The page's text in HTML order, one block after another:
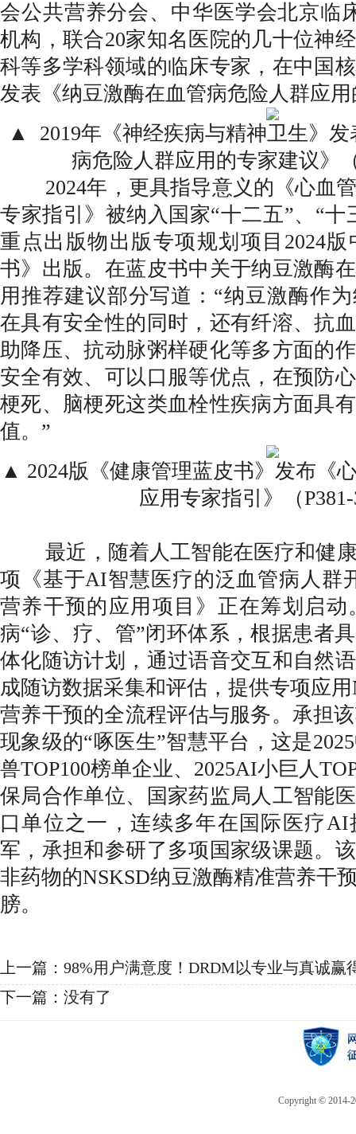
会公共营养分会、中华医学会北京临
机构，联合20家知名医院的几十位神
科等多学科领域的临床专家，在中国
发表《纳豆激酶在血管病危险人群应
▲ 2019年《神经疾病与精神卫生》
病危险人群应用的专家建议》
2024年，更具指导意义的《心血管
专家指引》被纳入国家“十二五”、“十
重点出版物出版专项规划项目2024
书》出版。在蓝皮书中关于纳豆激酶
用推荐建议部分写道：“纳豆激酶作
在具有安全性的同时，还有纤溶、抗
助降压、抗动脉粥样硬化等多方面的
安全有效、可以口服等优点，在预防
梗死、脑梗死这类血栓性疾病方面具
值。”
▲ 2024版《健康管理蓝皮书》发布《
应用专家指引》（
最近，随着人工智能在医疗和健康
项《基于AI智慧医疗的泛血管病人群
营养干预的应用项目》正在筹划启
病“诊、疗、管”闭环体系，根据患者
体化随访计划，通过语音交互和自然
成随访数据采集和评估，提供专项应
营养干预的全流程评估与服务。承担
现象级的“啄医生”智慧平台，这是
兽TOP100榜单企业、2025AI小巨人
保局合作单位、国家药监局人工智能
口单位之一，连续多年在国际医疗
军，承担和参研了多项国家级课题。
非药物的NSKSD纳豆激酶精准营养干
膀。
上一篇： 98%用户满意度！DRDM以专业与真诚赢
下一篇：没有了
Copyright © 2014-